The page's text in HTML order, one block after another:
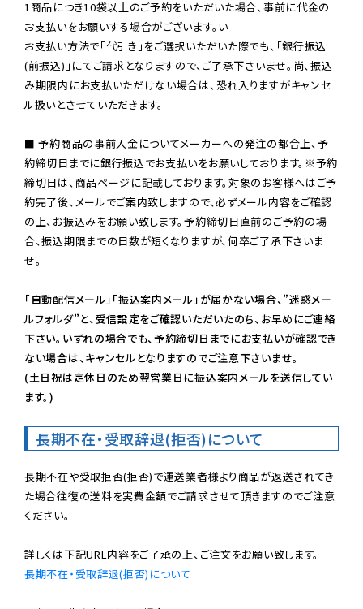
1商品につき10袋以上のご予約をいただいた場合、事前に代金の
お支払いをお願いする場合がございます。い
お支払い方法で「代引き」をご選択いただいた際でも、「銀行振込
(前振込)」にてご請求となりますので、ご了承下さいませ。尚、振込
み期限内にお支払いただけない場合は、恐れ入りますがキャンセ
ル扱いとさせていただきます。
■ 予約商品の事前入金についてメーカーへの発注の都合上、予
約締切日までに銀行振込でお支払いをお願いしております。※予約
締切日は、商品ページに記載しております。対象のお客様へはご予
約完了後、メールでご案内致しますので、必ずメール内容をご確認
の上、お振込みをお願い致します。予約締切日直前のご予約の場
合、振込期限までの日数が短くなりますが、何卒ご了承下さいま
せ。
「自動配信メール」「振込案内メール」が届かない場合、”迷惑メー
ルフォルダ”と、受信設定をご確認いただいたのち、お早めにご連絡
下さい。いずれの場合でも、予約締切日までにお支払いが確認でき
ない場合は、キャンセルとなりますのでご注意下さいませ。
(土日祝は定休日のため翌営業日に振込案内メールを送信してい
ます。)
長期不在・受取辞退(拒否)について
長期不在や受取拒否(拒否)で運送業者様より商品が返送されてき
た場合往復の送料を実費金額でご請求させて頂きますのでご注意
ください。
長期不在・受取辞退(拒否)について